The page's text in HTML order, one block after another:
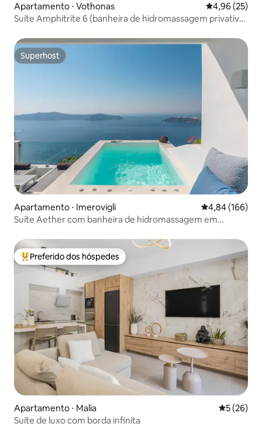
Apartamento ⋅ Vothonas 4,96 de uma
4,96 (25)
Suíte Amphitrite 6 (banheira de hidromassagem privativa
Superhost
Superhost
Apartamento ⋅ Imerovigli 4,84 de uma
4,84 (166)
Suíte Aether com banheira de hidromassagem em
Entre os melhores preferidos dos hóspedes
Preferido dos hóspedes
Apartamento ⋅ Malia 5 de uma
5 (26)
Suíte de luxo com borda infinita